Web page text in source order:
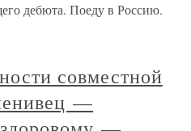
дебюта. Поеду в Россию.
совместной
—